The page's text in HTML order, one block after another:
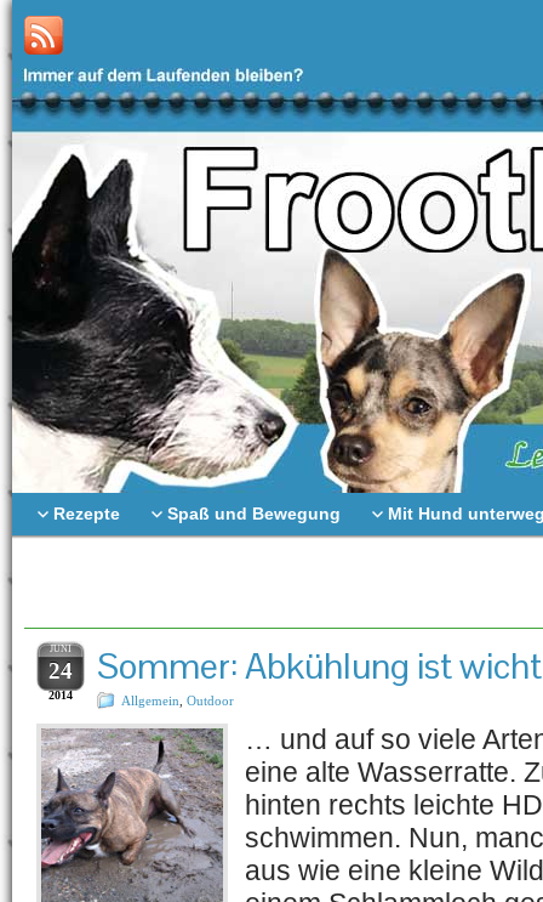
Rezepte Spaß und Bewegung Mit Hund
JUNI
24
2014
Sommer: Abkühlung ist
Allgemein Outdoor
… und auf so viele
eine alte Wasserratte.
hinten rechts leichte
schwimmen. Nun,
aus wie eine kleine